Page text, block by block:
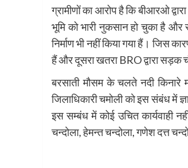
ग्रामीणों का आरोप है कि बीआरओ
भूमि को भारी नुकसान हो चुका है
निर्माण भी नहीं किया गया हैं। जिस
हैं और दूसरा खतरा BRO द्वारा सड़क
बरसाती मौसम के चलते नदी किनारे
जिलाधिकारी चमोली को इस संबंध में
इस सम्बंध में कोई उचित कार्यवाही
चन्दोला, हेमन्त चन्दोला, गणेश दत्त